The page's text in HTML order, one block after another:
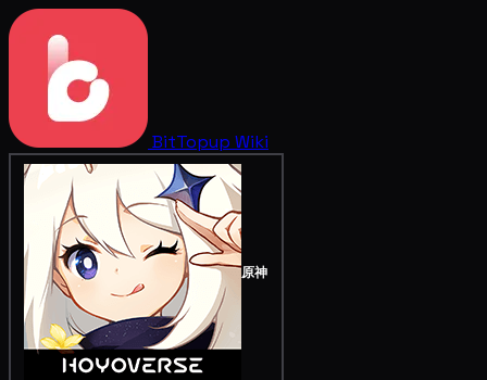
BitTopup Wiki
原神